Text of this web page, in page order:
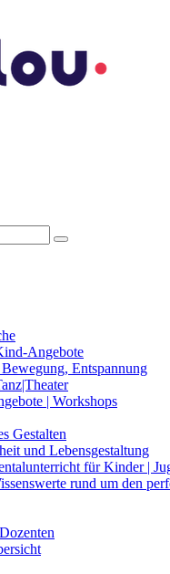
Angebote
Entspannung
| Workshops
Gestalten
und Lebensgestaltung
für Kinder |
rund um den